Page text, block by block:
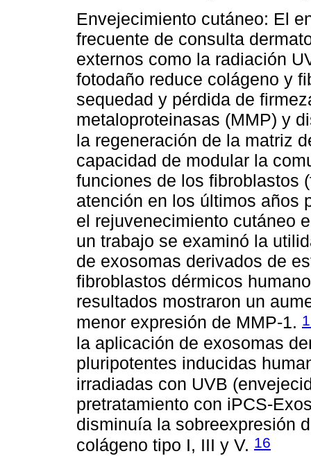
Envejecimiento cutáneo: El
frecuente de consulta
externos como la radiación
fotodaño reduce colágeno y
sequedad y pérdida de
metaloproteinasas (MMP) y
la regeneración de la matriz
capacidad de modular la
funciones de los fibroblastos
atención en los últimos años
el rejuvenecimiento cutáneo
un trabajo se examinó la
de exosomas derivados de
fibroblastos dérmicos
resultados mostraron un
menor expresión de MMP-1.
la aplicación de exosomas
pluripotentes inducidas
irradiadas con UVB
pretratamiento con iPCS-
disminuía la sobreexpresión
colágeno tipo I, III y V. 16